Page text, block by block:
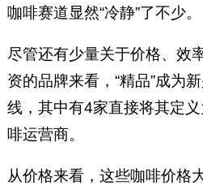
咖啡赛道显然“冷静”了不少。
尽管还有少量关于价格、效
资的品牌来看，“精品”成为
线，其中有4家直接将其定义
啡运营商。
从价格来看，这些咖啡价格